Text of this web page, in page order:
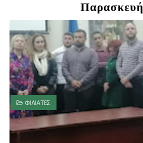
Παρασκευή
ΦΙΛΙΑΤΕΣ